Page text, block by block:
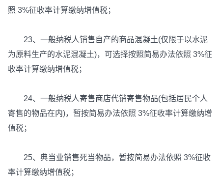
照 3%征收率计算缴纳增值税；
23、一般纳税人销售自产的商品混凝土(仅限于以水泥
为原料生产的水泥混凝土)，可选择按照简易办法依照 3%征
收率计算缴纳增值税；
24、一般纳税人寄售商店代销寄售物品(包括居民个人
寄售的物品在内)，暂按简易办法依照 3%征收率计算缴纳增
值税；
25、典当业销售死当物品，暂按简易办法依照 3%征收
率计算缴纳增值税；